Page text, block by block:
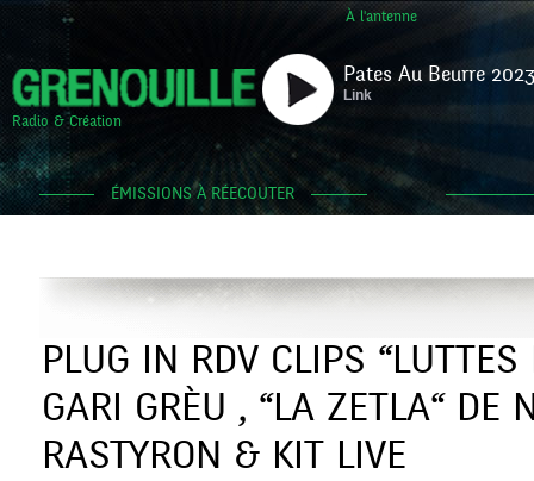
À l'antenne
Radio & Création
Pates Au Beurre
Link
ÉMISSIONS À RÉECOUTER
PLUG IN RDV CLIPS “LUTTES
GARI GRÈU , “LA ZETLA“ DE
RASTYRON & KIT LIVE